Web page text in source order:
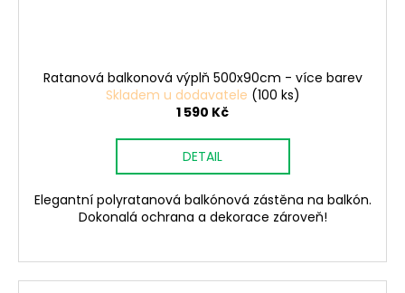
Ratanová balkonová výplň 500x90cm - více barev
Skladem u dodavatele (100 ks)
1 590 Kč
DETAIL
Elegantní polyratanová balkónová zástěna na balkón.
Dokonalá ochrana a dekorace zároveň!